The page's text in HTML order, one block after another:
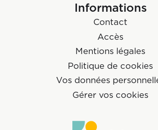
Informations
Contact
Accès
Mentions légales
Politique de cookies
Vos données
Gérer vos cookies